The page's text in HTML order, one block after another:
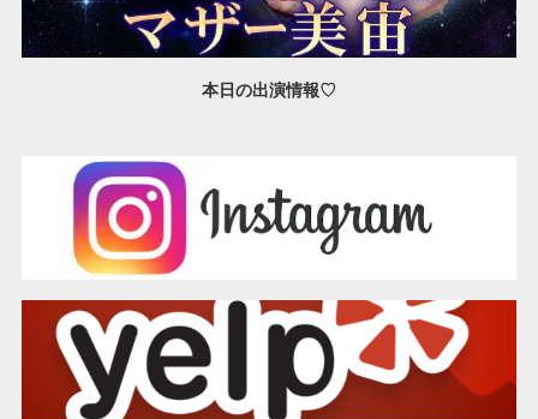
本日の出演情報♡